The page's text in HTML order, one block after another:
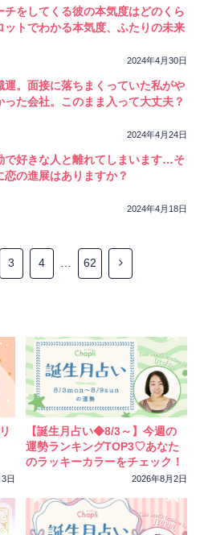
チをしてくる彼の本気度はどのくら
ットでわかる本気度、ふたりの未来
2024年4月30日
運。面接に落ちまくっていた私がや
った会社。このまま入って大丈夫？
2024年4月24日
で好きな人と離れてしまいます…そ
恋の進展はありますか？
2024年4月18日
3 4 62
日
【誕生月占い◆8/3～】今週の
運勢ランキングTOP3♡あなた
のラッキーカラーをチェック！
2026年8月2日